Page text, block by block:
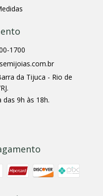
1700
da Tijuca - Rio de
das 9h às 18h.